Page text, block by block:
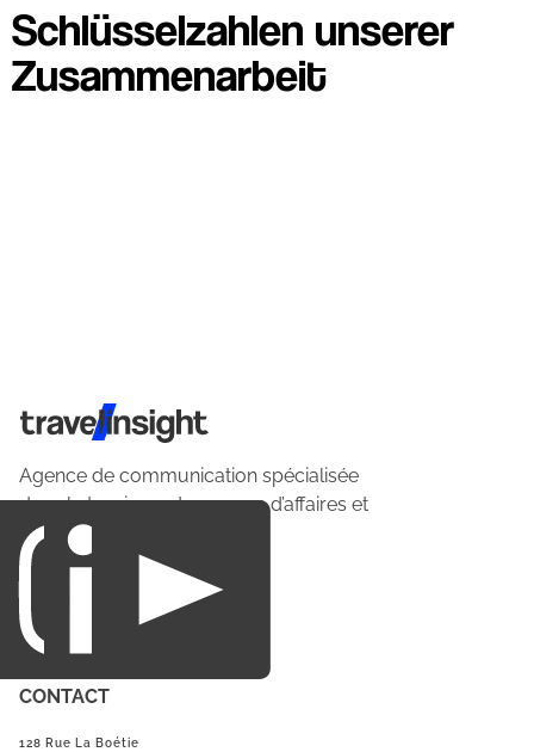
Schlüsselzahlen unserer
Zusammenarbeit
Travel Insight
Agence de communication spécialisée
dans le tourisme du voyage d’affaires et
du loisirs.
CONTACT
128 Rue La Boétie